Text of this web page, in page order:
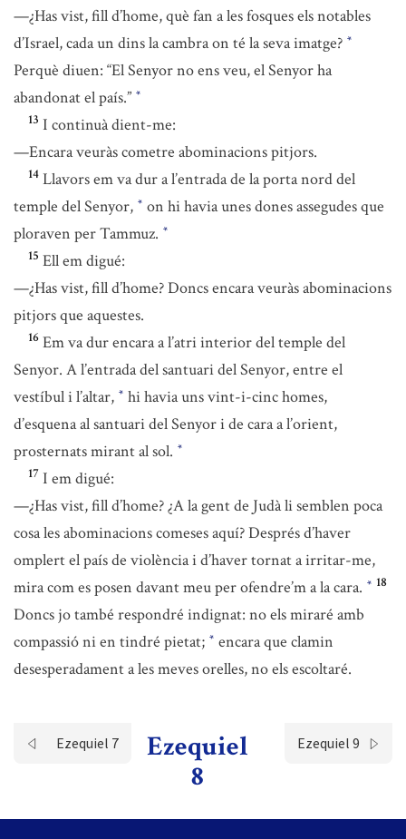
—¿Has vist, fill d’home, què fan a les fosques els notables
d’Israel, cada un dins la cambra on té la seva imatge? *
Perquè diuen: “El Senyor no ens veu, el Senyor ha
abandonat el país.” *
13 I continuà dient-me:
—Encara veuràs cometre abominacions pitjors.
14 Llavors em va dur a l’entrada de la porta nord del
temple del Senyor, * on hi havia unes dones assegudes que
ploraven per Tammuz. *
15 Ell em digué:
—¿Has vist, fill d’home? Doncs encara veuràs abominacions
pitjors que aquestes.
16 Em va dur encara a l’atri interior del temple del
Senyor. A l’entrada del santuari del Senyor, entre el
vestíbul i l’altar, * hi havia uns vint-i-cinc homes,
d’esquena al santuari del Senyor i de cara a l’orient,
prosternats mirant al sol. *
17 I em digué:
—¿Has vist, fill d’home? ¿A la gent de Judà li semblen poca
cosa les abominacions comeses aquí? Després d’haver
omplert el país de violència i d’haver tornat a irritar-me,
mira com es posen davant meu per ofendre’m a la cara. * 18
Doncs jo també respondré indignat: no els miraré amb
compassió ni en tindré pietat; * encara que clamin
desesperadament a les meves orelles, no els escoltaré.
Ezequiel 7
Ezequiel
8
Ezequiel 9